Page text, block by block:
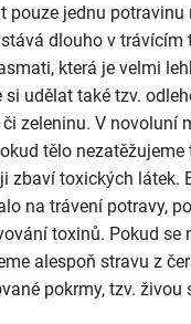
pouze jednu potravinu
dlouho v trávícím
která je velmi
udělat také tzv.
zeleninu. V novoluní
tělo nezatěžujeme
zbaví toxických látek.
na trávení potravy,
toxinů. Pokud se
alespoň stravu z
pokrmy, tzv. živou